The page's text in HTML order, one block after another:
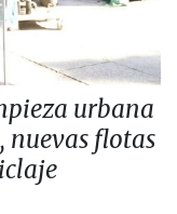
urbana
nuevas flotas